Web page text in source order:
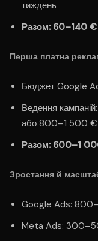
тиждень
Разом: 60–140
Перша платна
Бюджет Google
Ведення
або 800–1 500 €
Разом: 600–1
Зростання й
Google Ads:
Meta Ads: